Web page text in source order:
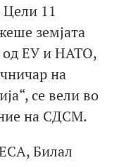
11
земјата
од ЕУ и НАТО,
на
се вели во
на СДСМ.
Билал